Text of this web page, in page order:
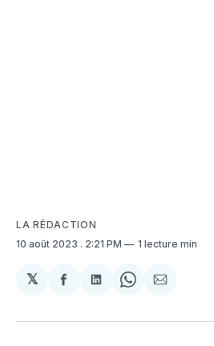
LA RÉDACTION
10 août 2023 . 2:21 PM 1 lecture min
𝕏
Partager
Facebook
Partager
LinkedIn
Share
WhatsApp
Partager